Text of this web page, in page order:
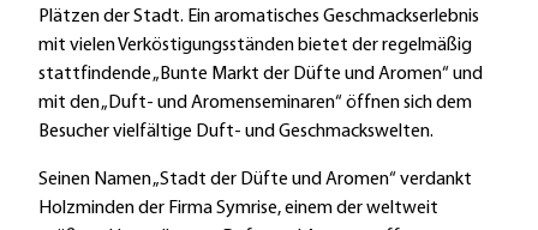
Plätzen der Stadt. Ein aromatisches Geschmackserlebnis
mit vielen Verköstigungsständen bietet der regelmäßig
stattfindende „Bunte Markt der Düfte und Aromen“ und
mit den „Duft- und Aromenseminaren“ öffnen sich dem
Besucher vielfältige Duft- und Geschmackswelten.
Seinen Namen „Stadt der Düfte und Aromen“ verdankt
Holzminden der Firma Symrise, einem der weltweit